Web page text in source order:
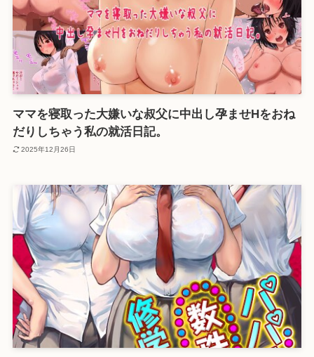
ママを寝取った大嫌いな叔父に中出し孕ませHをおね
だりしちゃう私の就活日記。
2025年12月26日